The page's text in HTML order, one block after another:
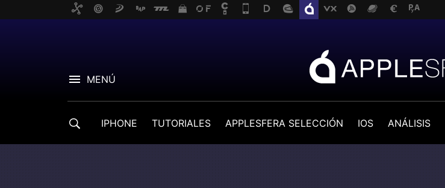
MENÚ
IPHONE TUTORIALES APPLESFERA SELECCIÓN IOS ANÁLISIS